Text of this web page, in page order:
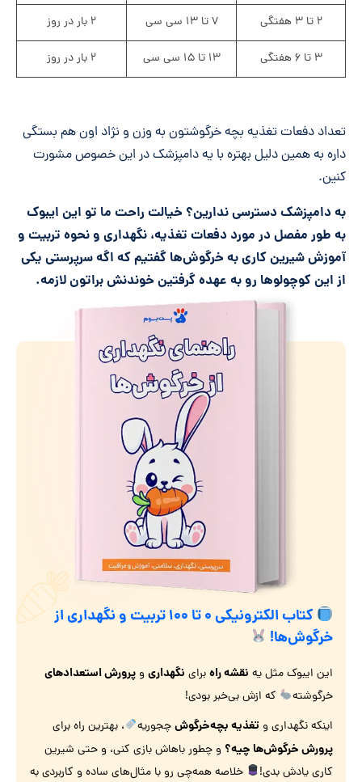
۲ تا ۳ هفتگی ۷ تا ۱۳ سی سی ۲ بار در روز
۳ تا ۶ هفتگی ۱۳ تا ۱۵ سی سی ۲ بار در روز
تعداد دفعات تغذیه بچه خرگوشتون به وزن و نژاد اون هم بستگی
داره به همین دلیل بهتره با یه دامپزشک در این خصوص مشورت
کنین.
به دامپزشک دسترسی ندارین؟ خیالت راحت ما تو این ایبوک
به طور مفصل در مورد دفعات تغذیه، نگهداری و نحوه تربیت و
آموزش شیرین کاری به خرگوش‌ها گفتیم که اگه سرپرستی یکی
از این کوچولوها رو به عهده گرفتین خوندنش براتون لازمه.
کتاب الکترونیکی ۰ تا ۱۰۰ تربیت و نگهداری از
خرگوش‌ها!
این ایبوک مثل یه نقشه راهبرای نگهداریو پرورش استعدادهای
خرگوشته
که ازش بی‌خبر بودی!
اینکه نگهداری و تغذیه بچه‌خرگوشچجوریه ، بهترین راه برای
پرورش خرگوش‌ها‌ چیه؟و چطور باهاش بازی کنی، و حتی شیرین
کاری یادش بدی!
خلاصه همه‌چی رو با مثال‌های ساده و کاربردی به